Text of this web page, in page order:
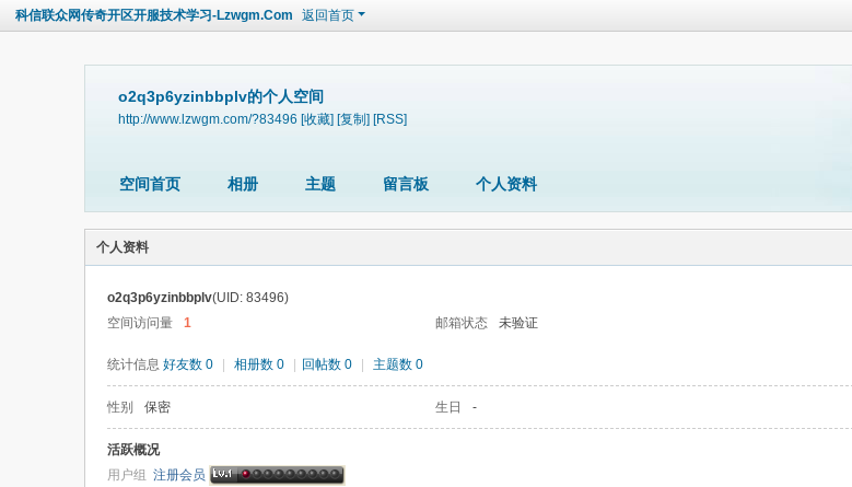
科信联众网传奇开区开服技术学习-Lzwgm.Com 返回首页
o2q3p6yzinbbplv的个人空间
http://www.lzwgm.com/?83496 [收藏] [复制] [RSS]
空间首页 相册 主题 留言板 个人资料
个人资料
o2q3p6yzinbbplv(UID: 83496)
空间访问量
1 邮箱状态 未验证
统计信息 好友数 0 相册数 0 回帖数 0 主题数 0
性别 保密 生日 -
活跃概况
用户组 注册会员